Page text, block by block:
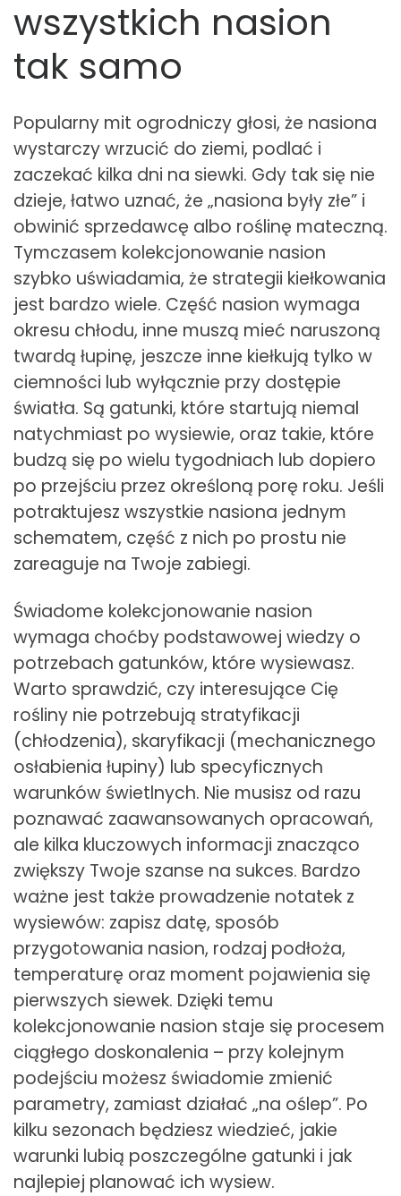
wszystkich nasion
tak samo
Popularny mit ogrodniczy głosi, że nasiona
wystarczy wrzucić do ziemi, podlać i
zaczekać kilka dni na siewki. Gdy tak się nie
dzieje, łatwo uznać, że „nasiona były złe” i
obwinić sprzedawcę albo roślinę mateczną.
Tymczasem kolekcjonowanie nasion
szybko uświadamia, że strategii kiełkowania
jest bardzo wiele. Część nasion wymaga
okresu chłodu, inne muszą mieć naruszoną
twardą łupinę, jeszcze inne kiełkują tylko w
ciemności lub wyłącznie przy dostępie
światła. Są gatunki, które startują niemal
natychmiast po wysiewie, oraz takie, które
budzą się po wielu tygodniach lub dopiero
po przejściu przez określoną porę roku. Jeśli
potraktujesz wszystkie nasiona jednym
schematem, część z nich po prostu nie
zareaguje na Twoje zabiegi.
Świadome kolekcjonowanie nasion
wymaga choćby podstawowej wiedzy o
potrzebach gatunków, które wysiewasz.
Warto sprawdzić, czy interesujące Cię
rośliny nie potrzebują stratyfikacji
(chłodzenia), skaryfikacji (mechanicznego
osłabienia łupiny) lub specyficznych
warunków świetlnych. Nie musisz od razu
poznawać zaawansowanych opracowań,
ale kilka kluczowych informacji znacząco
zwiększy Twoje szanse na sukces. Bardzo
ważne jest także prowadzenie notatek z
wysiewów: zapisz datę, sposób
przygotowania nasion, rodzaj podłoża,
temperaturę oraz moment pojawienia się
pierwszych siewek. Dzięki temu
kolekcjonowanie nasion staje się procesem
ciągłego doskonalenia – przy kolejnym
podejściu możesz świadomie zmienić
parametry, zamiast działać „na oślep”. Po
kilku sezonach będziesz wiedzieć, jakie
warunki lubią poszczególne gatunki i jak
najlepiej planować ich wysiew.